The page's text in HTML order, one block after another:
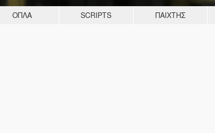
ΌΠΛΑ SCRIPTS ΠΑΊΧΤΗΣ